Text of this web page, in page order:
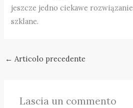
jeszcze jedno ciekawe
szklane.
← Articolo precedente
Lascia un commento